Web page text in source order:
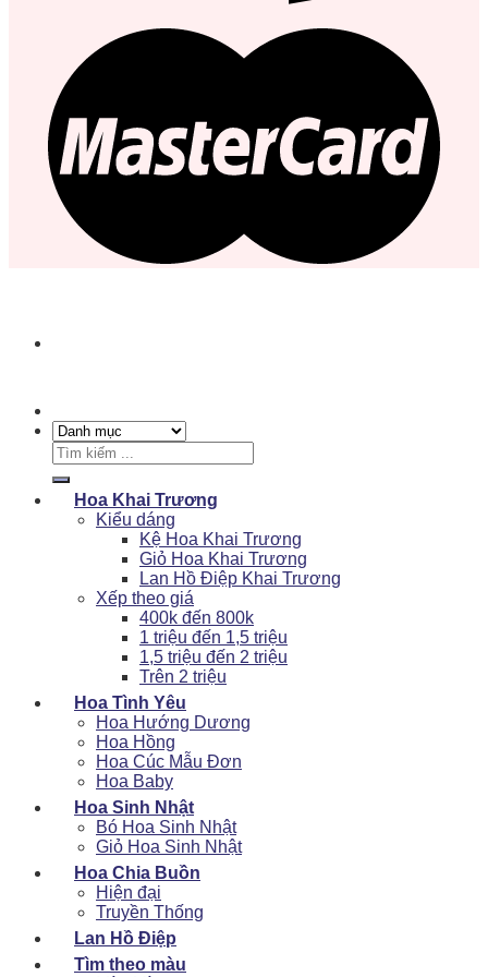
Tìm
kiếm:
Hoa Khai Trương
Kiểu dáng
Kệ Hoa Khai Trương
Giỏ Hoa Khai Trương
Lan Hồ Điệp Khai Trương
Xếp theo giá
400k đến 800k
1 triệu đến 1,5 triệu
1,5 triệu đến 2 triệu
Trên 2 triệu
Hoa Tình Yêu
Hoa Hướng Dương
Hoa Hồng
Hoa Cúc Mẫu Đơn
Hoa Baby
Hoa Sinh Nhật
Bó Hoa Sinh Nhật
Giỏ Hoa Sinh Nhật
Hoa Chia Buồn
Hiện đại
Truyền Thống
Lan Hồ Điệp
Tìm theo màu